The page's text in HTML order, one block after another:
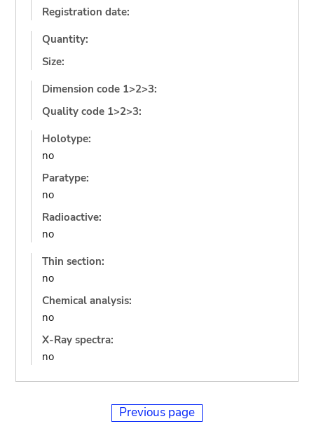
Registration date:
Quantity:
Size:
Dimension code 1>2>3:
Quality code 1>2>3:
Holotype:
no
Paratype:
no
Radioactive:
no
Thin section:
no
Chemical analysis:
no
X-Ray spectra:
no
Previous page